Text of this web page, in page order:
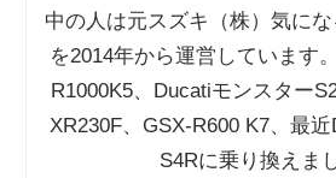
中の人は元スズキ（株）気に
を2014年から運営しています
R1000K5、Ducatiモンスター
XR230F、GSX-R600 K7、最
S4Rに乗り換えま